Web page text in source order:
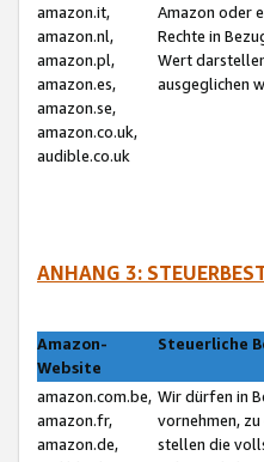
amazon.it,
amazon.nl,
amazon.pl,
amazon.es,
amazon.se,
amazon.co.uk,
audible.co.uk
Amazon oder
Rechte in
Wert
ausgeglichen
ANHANG 3:
Amazon-
Website
Steuerliche
amazon.com.be,
amazon.fr,
amazon.de,
Wir dürfen in
vornehmen,
stellen die